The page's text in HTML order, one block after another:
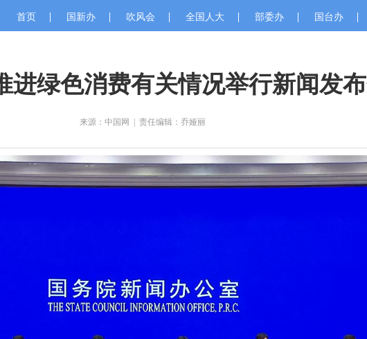
首页 国新办 吹风会 全国人大 部委办 国台办
进绿色消费有关情况举行新闻发
来源：中国网 责任编辑：乔娅丽